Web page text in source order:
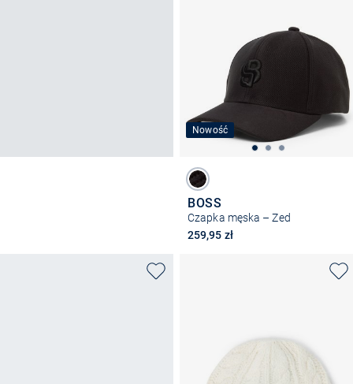
Nowość
BOSS
Czapka męska – Zed
259,95 zł